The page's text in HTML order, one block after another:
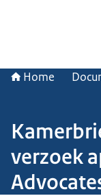
Home
verzoek